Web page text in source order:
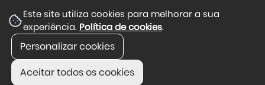
Este site utiliza cookies para melhorar a sua
experiência. Política de cookies.
Personalizar cookies
Aceitar todos os cookies